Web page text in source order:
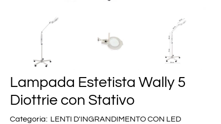
Lampada Estetista Wally 5
Diottrie con Stativo
Categoria: LENTI D'INGRANDIMENTO CON LED